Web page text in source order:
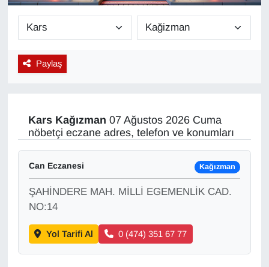
Paylaş
Kars Kağızman 07 Ağustos 2026 Cuma
nöbetçi eczane adres, telefon ve konumları
Can Eczanesi Kağızman
ŞAHİNDERE MAH. MİLLİ EGEMENLİK CAD.
NO:14
Yol Tarifi Al 0 (474) 351 67 77
Diğer
DÜNYA
EKONOMİ
Eleman
En çok konuşulanlar
GENEL